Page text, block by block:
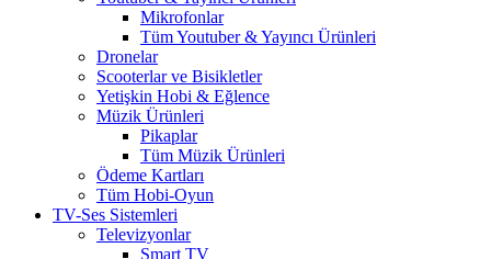
Mikrofonlar
Tüm Youtuber & Yayıncı Ürünleri
Dronelar
Scooterlar ve Bisikletler
Yetişkin Hobi & Eğlence
Müzik Ürünleri
Pikaplar
Tüm Müzik Ürünleri
Ödeme Kartları
Tüm Hobi-Oyun
TV-Ses Sistemleri
Televizyonlar
Smart TV